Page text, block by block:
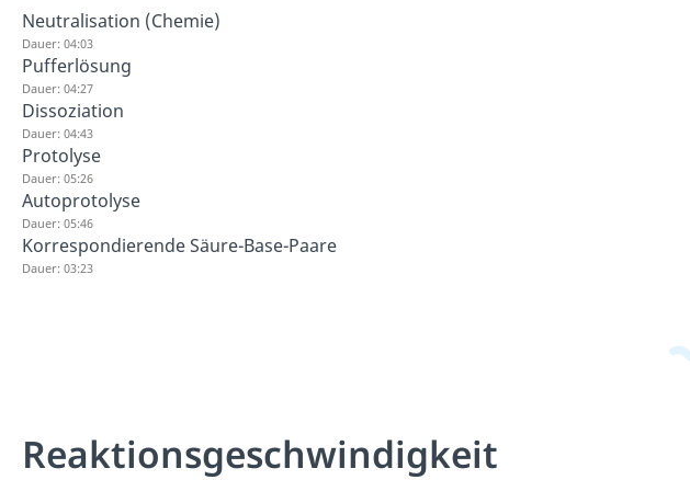
Neutralisation (Chemie)
Dauer: 04:03
Pufferlösung
Dauer: 04:27
Dissoziation
Dauer: 04:43
Protolyse
Dauer: 05:26
Autoprotolyse
Dauer: 05:46
Korrespondierende Säure-Base-Paare
Dauer: 03:23
Reaktionsgeschwindigkeit